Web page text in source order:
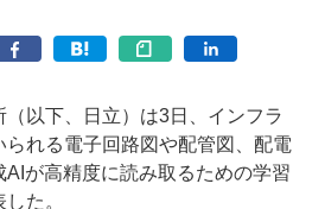
以下、日立）は3日、インフラ
れる電子回路図や配管図、配電
AIが高精度に読み取るための学習
た。